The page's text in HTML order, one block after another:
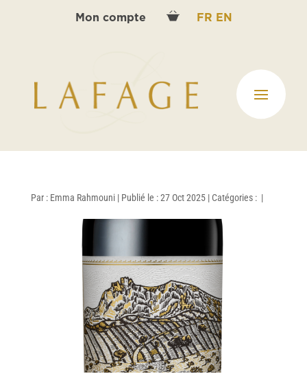
Mon compte FR EN
Par : Emma Rahmouni | Publié le : 27 Oct 2025 | Catégories : |